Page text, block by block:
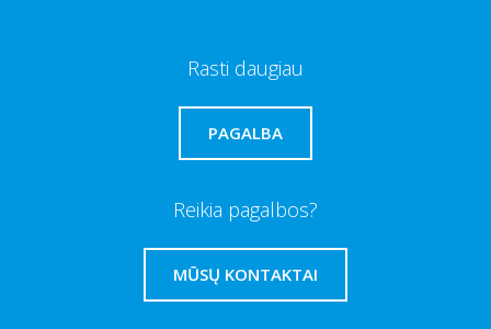
Rasti daugiau
PAGALBA
Reikia pagalbos?
MŪSŲ KONTAKTAI